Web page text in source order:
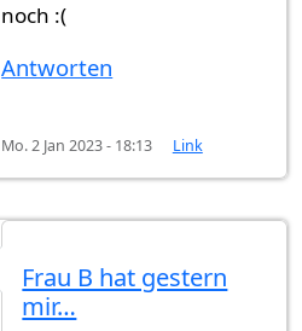
noch :(
Antworten
Mo. 2 Jan 2023 - 18:13 Link
Frau B hat gestern
mir…